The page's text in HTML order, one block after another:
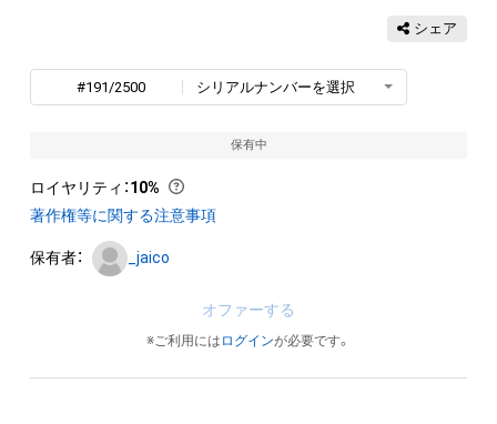
シェア
#191/2500 シリアルナンバーを選択
保有中
ロイヤリティ ：10%
著作権等に関する注意事項
保有者： _jaico
オファーする
※ご利用には ログインが必要です。